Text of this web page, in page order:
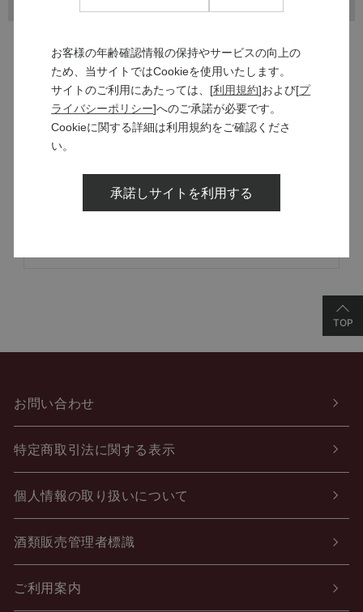
MANNS WINE
ブランドサイト
SOLARISシリーズ
お問い合わせ
特定商取引法に関する表示
個人情報の取り扱いについて
酒類販売管理者標識
ご利用案内
お客様の年齢確認情報の保持やサービスの向上の
ため、当サイトではCookieを使用いたします。
サイトのご利用にあたっては、[利用規約]および[プ
ライバシーポリシー]へのご承諾が必要です。
Cookieに関する詳細は利用規約をご確認くださ
い。
承諾しサイトを利用する